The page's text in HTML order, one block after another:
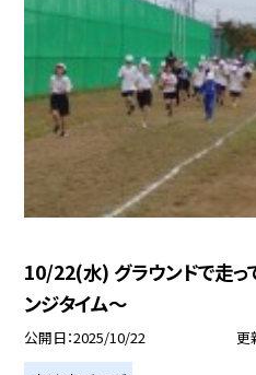
10/22(水) グラウンドで走っ
ンジタイム〜
公開日 2025/10/22 更